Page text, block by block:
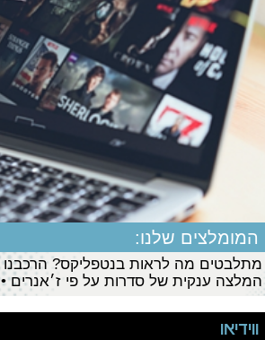
המומלצים שלנו:
מתלבטים מה לראות בנטפליקס?
המלצה ענקית של סדרות על פי ז׳אנרים
ווידיאו